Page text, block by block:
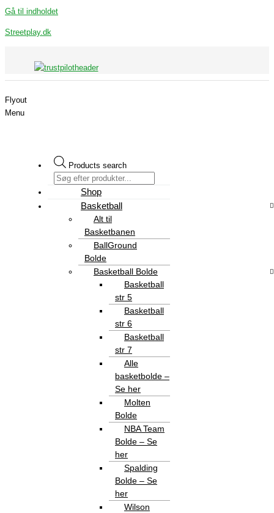
Gå til indholdet
Streetplay.dk
Flyout
Menu
Products search
Shop
Basketball
Alt til
Basketbanen
BallGround
Bolde
Basketball Bolde
Basketball
str 5
Basketball
str 6
Basketball
str 7
Alle
basketbolde –
Se her
Molten
Bolde
NBA Team
Bolde – Se
her
Spalding
Bolde – Se
her
Wilson